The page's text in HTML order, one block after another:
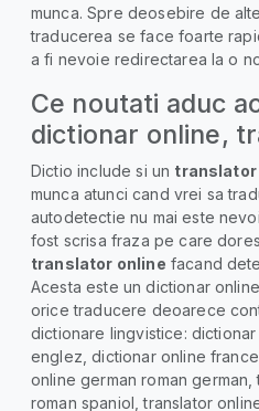
munca. Spre deosebire de
traducerea se face foarte
a fi nevoie redirectarea la o
Ce noutati aduc
dictionar online,
Dictio include si un translator
munca atunci cand vrei sa
autodetectie nu mai este
fost scrisa fraza pe care
translator online facand
Acesta este un dictionar
orice traducere deoarece
dictionare lingvistice:
englez, dictionar online
online german roman
roman spaniol, translator